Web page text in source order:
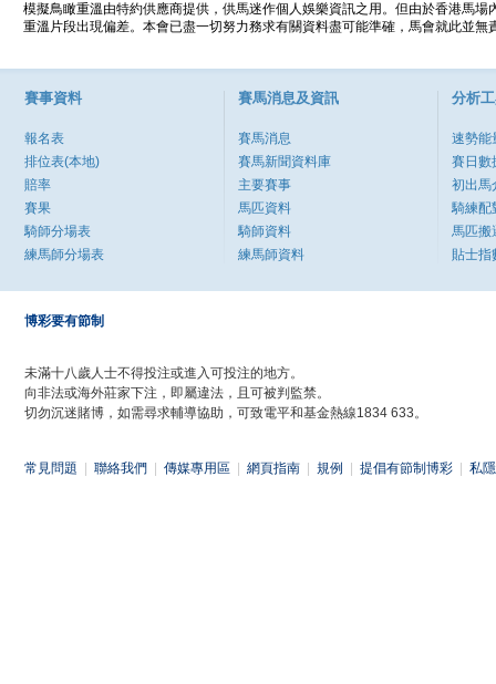
模擬鳥瞰重溫由特約供應商提供，供馬迷作個人娛樂資訊之用。但由於香港馬
重溫片段出現偏差。本會已盡一切努力務求有關資料盡可能準確，馬會就此並
賽事資料
報名表
排位表(本地)
賠率
賽果
騎師分場表
練馬師分場表
賽馬消息及資訊
賽馬消息
賽馬新聞資料庫
主要賽事
馬匹資料
騎師資料
練馬師資料
分析
速勢能
賽日數
初出馬
騎練配
馬匹搬
貼士指
博彩要有節制
未滿十八歲人士不得投注或進入可投注的地方。
向非法或海外莊家下注，即屬違法，且可被判監禁。
切勿沉迷賭博，如需尋求輔導協助，可致電平和基金熱線1834 633。
常見問題 聯絡我們 傳媒專用區 網頁指南 規例 提倡有節制博彩 私